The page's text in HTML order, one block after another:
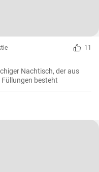
11
Nachtisch, der aus
besteht